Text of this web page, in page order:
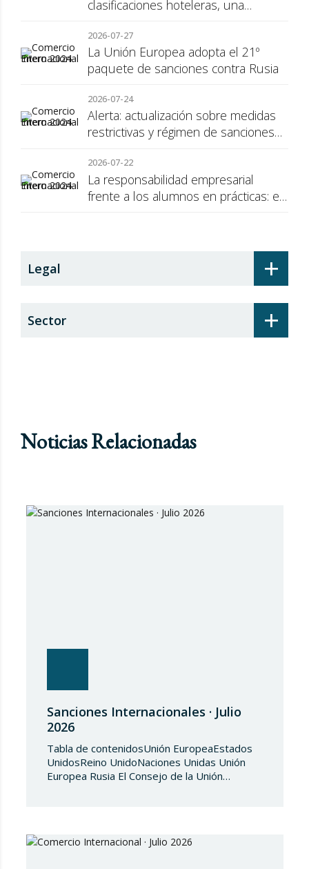
clasificaciones hoteleras, una
consumidor
2026-07-27
La Unión Europea adopta el 21º
paquete de sanciones contra Rusia
2026-07-24
Alerta: actualización sobre medidas
restrictivas y régimen de sanciones
2026-07-22
La responsabilidad empresarial
frente a los alumnos en prácticas: el
+
Legal
+
Sector
Noticias Relacionadas
Sanciones Internacionales · Julio
2026
Tabla de contenidosUnión EuropeaEstados
UnidosReino UnidoNaciones Unidas Unión
Europea Rusia El Consejo de la Unión
(UE) 2018/1542 relativo a la adopción de